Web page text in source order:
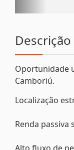
Oportunidade
Camboriú.
Localização
Renda passiva